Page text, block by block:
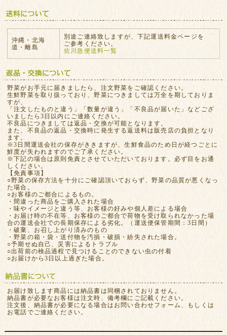
沖縄・北海
道・離島
別途ご連絡致しますが、下記運送料金ページを
ご参考ください。
佐川急便送料一覧
野菜がお手元に届きましたら、注文野菜をご確認ください。
生鮮野菜を取り扱っており、野菜につきましては万全を期しておりま
すが、
「注文したものと違う」「数量が違う」「不良品が届いた」などござ
いましたら3日以内にご連絡ください。
不良品につきましては返品・交換が可能となります。
また、不良品の返品・交換時に発生する返送料は販売店の負担となり
ます。
※3日間運送会社の保存がききますが、生鮮食品のため日が経つごとに
鮮度が失われますのでご了承ください。
※下記の場合は原則免責とさせていただいております。必ず目をお通
しください。
【免責事項】
○野菜の保存方法を十分にご確認頂いておらず、野菜の品質が悪くなっ
た場合。
○お客様のご都合によるもの。
・間違った商品をご購入された場合
・味やイメージと違う等、お客様の好みや個人差による場合
・お届け時の不在等、お客様のご都合で荷物を受け取られなかった場
合の運送会社での長期保存による劣化。（運送便保管期間：3日間）
・破棄、お召し上がり済みのもの
・野菜の箱・袋・送付物を汚損・破損・紛失された場合。
○予期せぬ自己、災害によるトラブル
○出荷前の検品過程で見つけることのできない虫の付着
○お届けから3日以上過ぎた場合。
お届け致します商品には納品書は同梱されておりません。
納品書が必要なお客様は注文時、備考欄にご記載ください。
注文後、納品書が必要になる場合はお問い合わせフォーム、もしくは
お電話でご連絡ください。